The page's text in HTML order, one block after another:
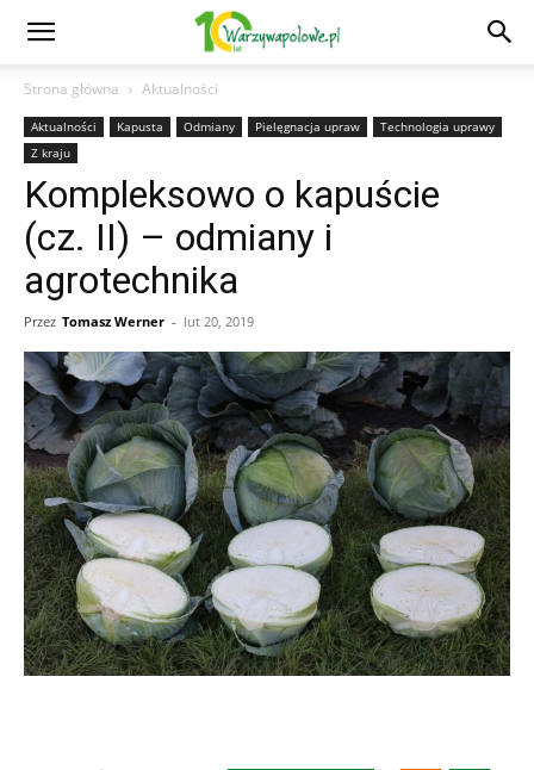
Strona główna Aktualności
Aktualności Kapusta Odmiany Pielęgnacja upraw
Technologia uprawy
Z kraju
Kompleksowo o kapuście
(cz. II) – odmiany i
agrotechnika
Przez Tomasz Werner - lut 20, 2019